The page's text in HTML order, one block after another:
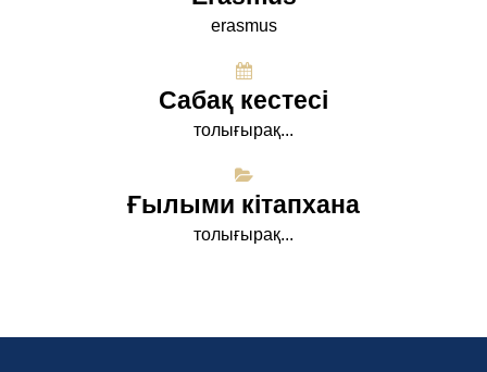
erasmus
Сабақ кестесі
толығырақ...
Ғылыми кітапхана
толығырақ...